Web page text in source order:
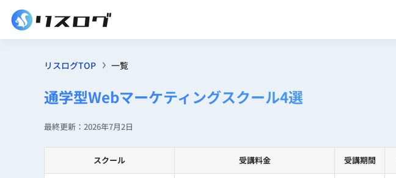
リスログTOP 一覧
通学型Webマーケティングスクール4選
最終更新：2026年7月2日
スクール 受講料金 受講期間